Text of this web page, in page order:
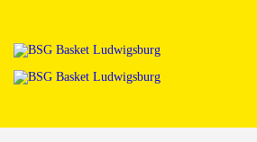
News
Verein